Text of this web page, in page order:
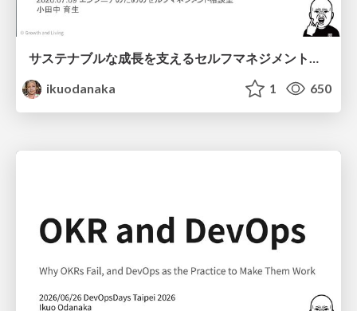
サステナブルな成長を支えるセルフマネジメントの技術/Self Management skill for growth
ikuodanaka
1 650